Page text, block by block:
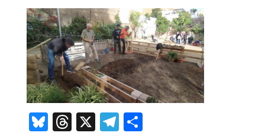
Bl T X T C